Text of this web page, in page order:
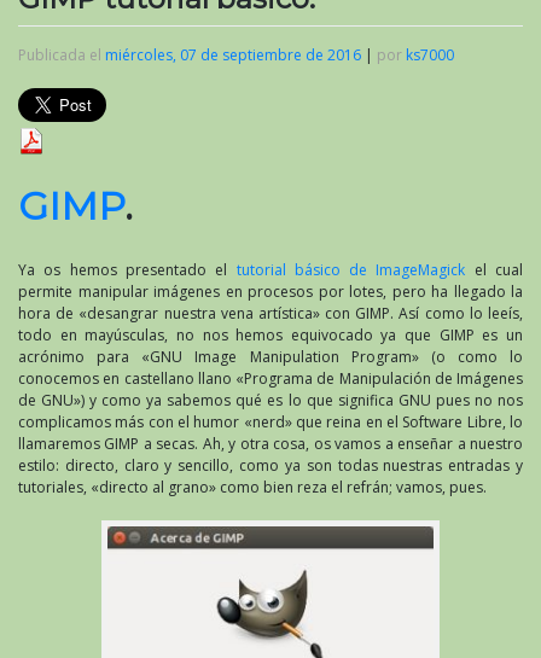
Publicada el miércoles, 07 de septiembre de 2016 | por ks7000
GIMP.
Ya os hemos presentado el tutorial básico de ImageMagick el cual
permite manipular imágenes en procesos por lotes, pero ha llegado la
hora de «desangrar nuestra vena artística» con GIMP. Así como lo leeís,
todo en mayúsculas, no nos hemos equivocado ya que GIMP es un
acrónimo para «GNU Image Manipulation Program» (o como lo
conocemos en castellano llano «Programa de Manipulación de Imágenes
de GNU») y como ya sabemos qué es lo que significa GNU pues no nos
complicamos más con el humor «nerd» que reina en el Software Libre, lo
llamaremos GIMP a secas. Ah, y otra cosa, os vamos a enseñar a nuestro
estilo: directo, claro y sencillo, como ya son todas nuestras entradas y
tutoriales, «directo al grano» como bien reza el refrán; vamos, pues.